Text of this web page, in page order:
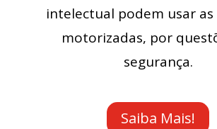
intelectual podem usar as
motorizadas, por
segurança.
Saiba Mais!